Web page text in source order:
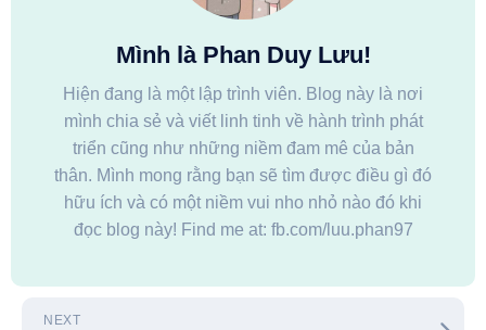
Mình là Phan Duy Lưu!
Hiện đang là một lập trình viên. Blog này là nơi
mình chia sẻ và viết linh tinh về hành trình phát
triển cũng như những niềm đam mê của bản
thân. Mình mong rằng bạn sẽ tìm được điều gì đó
hữu ích và có một niềm vui nho nhỏ nào đó khi
đọc blog này! Find me at: fb.com/luu.phan97
NEXT